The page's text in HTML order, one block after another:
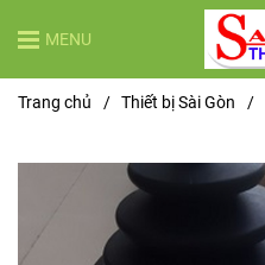
MENU
Trang chủ / Thiết bị Sài Gòn /